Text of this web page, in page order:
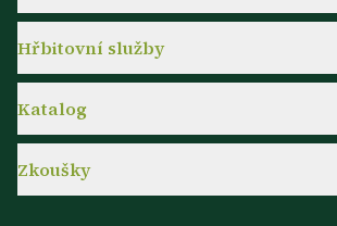
Hřbitovní služby
Katalog
Zkoušky